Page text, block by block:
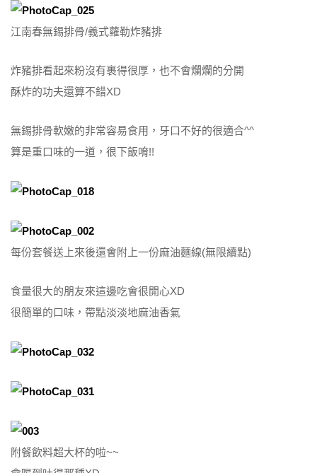
江南春無錫排骨/義式蘿勒炸豬排
炸豬排看起來粉沒有裹得很厚，也不會爛爛的分開
酥炸的功夫還算不錯XD
無錫排骨軟嫩的非常容易食用，牙口不好的很適合^^
算是重口味的一道，很下飯唷!!
每份套餐送上來後還會附上一份麻油麵線(無限續點)
食量很大的朋友來這邊吃會很開心XD
很簡單的口味，帶點淡淡地麻油香氣
附餐飲料超大杯的啦~~